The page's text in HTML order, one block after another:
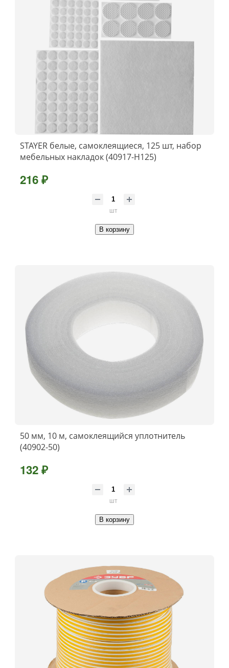
STAYER белые, самоклеящиеся, 125 шт, набор
мебельных накладок (40917-H125)
216 ₽
шт
В корзину
50 мм, 10 м, самоклеящийся уплотнитель
(40902-50)
132 ₽
шт
В корзину